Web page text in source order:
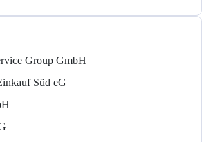
Group GmbH
Süd eG